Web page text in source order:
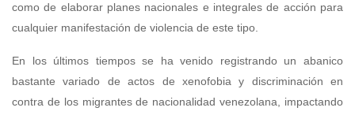
como de elaborar planes nacionales e integrales de acción para
cualquier manifestación de violencia de este tipo.
En los últimos tiempos se ha venido registrando un abanico
bastante variado de actos de xenofobia y discriminación en
contra de los migrantes de nacionalidad venezolana, impactando